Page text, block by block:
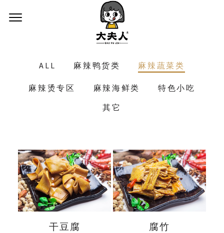
ALL 麻辣鸭货类 麻辣蔬菜类
麻辣烫专区 麻辣海鲜类
特色小吃
其它
干豆腐 腐竹